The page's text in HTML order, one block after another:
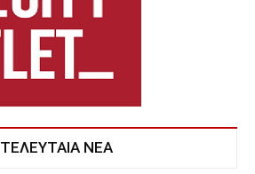
ΤΕΛΕΥΤΑΙΑ ΝΕΑ